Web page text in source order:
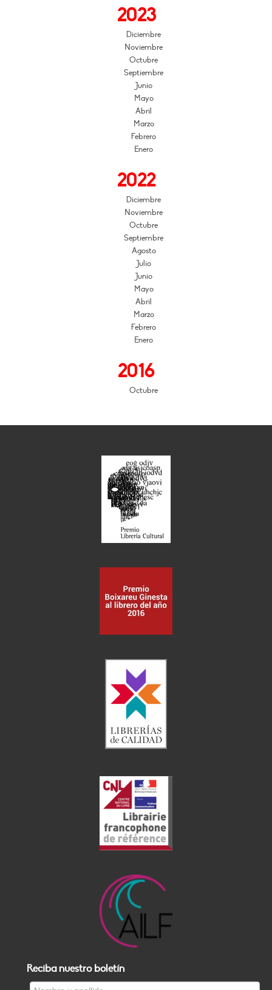
2023
Diciembre
Noviembre
Octubre
Septiembre
Junio
Mayo
Abril
Marzo
Febrero
Enero
2022
Diciembre
Noviembre
Octubre
Septiembre
Agosto
Julio
Junio
Mayo
Abril
Marzo
Febrero
Enero
2016
Octubre
Reciba nuestro boletín